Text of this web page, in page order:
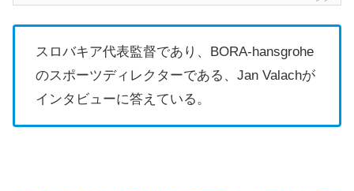
スロバキア代表監督であり、BORA-hansgrohe
のスポーツディレクターである、Jan Valachが
インタビューに答えている。